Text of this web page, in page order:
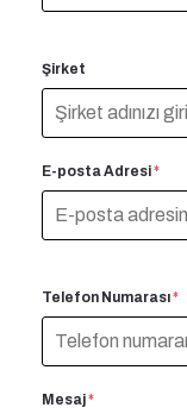
Şirket
E-posta Adresi*
Telefon Numarası*
Mesaj*